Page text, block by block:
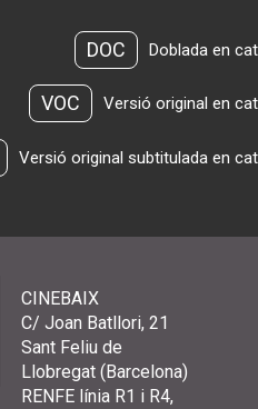
DOC Doblada en
VOC Versió original en
Versió original subtitulada en
CINEBAIX
C/ Joan Batllori, 21
Sant Feliu de
Llobregat (Barcelona)
RENFE línia R1 i R4,